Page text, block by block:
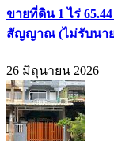
ขายที่ดิน 1 ไร่
สัญญาณ (ไม่รับนาย
26 มิถุนายน 2026